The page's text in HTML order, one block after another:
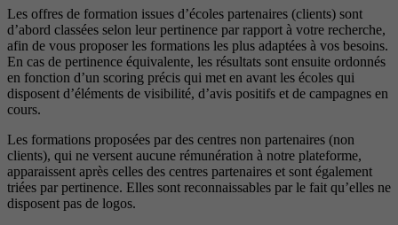
Les offres de formation issues d’écoles partenaires (clients) sont
d’abord classées selon leur pertinence par rapport à votre recherche,
afin de vous proposer les formations les plus adaptées à vos besoins.
En cas de pertinence équivalente, les résultats sont ensuite ordonnés
en fonction d’un scoring précis qui met en avant les écoles qui
disposent d’éléments de visibilité, d’avis positifs et de campagnes en
cours.
Les formations proposées par des centres non partenaires (non
clients), qui ne versent aucune rémunération à notre plateforme,
apparaissent après celles des centres partenaires et sont également
triées par pertinence. Elles sont reconnaissables par le fait qu’elles ne
disposent pas de logos.